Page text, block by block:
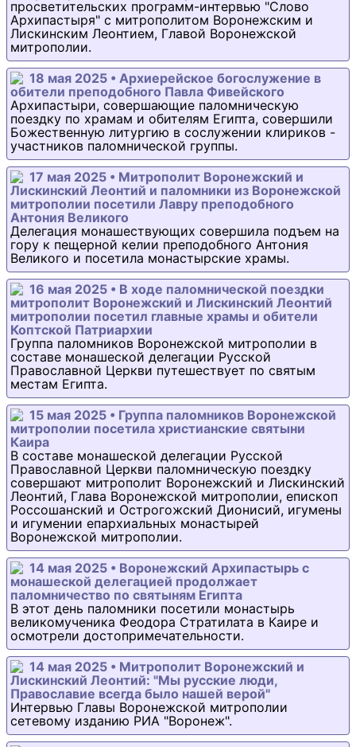
просветительских программ-интервью "Слово
Архипастыря" с митрополитом Воронежским и
Лискинским Леонтием, Главой Воронежской
митрополии.
18 мая 2025 • Архиерейское богослужение в
обители преподобного Павла Фивейского
Архипастыри, совершающие паломническую
поездку по храмам и обителям Египта, совершили
Божественную литургию в сослужении клириков -
участников паломнической группы.
17 мая 2025 • Митрополит Воронежский и
Лискинский Леонтий и паломники из Воронежской
митрополии посетили Лавру преподобного
Антония Великого
Делегация монашествующих совершила подъем на
гору к пещерной келии преподобного Антония
Великого и посетила монастырские храмы.
16 мая 2025 • В ходе паломнической поездки
митрополит Воронежский и Лискинский Леонтий
митрополии посетил главные храмы и обители
Коптской Патриархии
Группа паломников Воронежской митрополии в
составе монашеской делегации Русской
Православной Церкви путешествует по святым
местам Египта.
15 мая 2025 • Группа паломников Воронежской
митрополии посетила христианские святыни
Каира
В составе монашеской делегации Русской
Православной Церкви паломническую поездку
совершают митрополит Воронежский и Лискинский
Леонтий, Глава Воронежской митрополии, епископ
Россошанский и Острогожский Дионисий, игумены
и игумении епархиальных монастырей
Воронежской митрополии.
14 мая 2025 • Воронежский Архипастырь с
монашеской делегацией продолжает
паломничество по святыням Египта
В этот день паломники посетили монастырь
великомученика Феодора Стратилата в Каире и
осмотрели достопримечательности.
14 мая 2025 • Митрополит Воронежский и
Лискинский Леонтий: "Мы русские люди,
Православие всегда было нашей верой"
Интервью Главы Воронежской митрополии
сетевому изданию РИА "Воронеж".